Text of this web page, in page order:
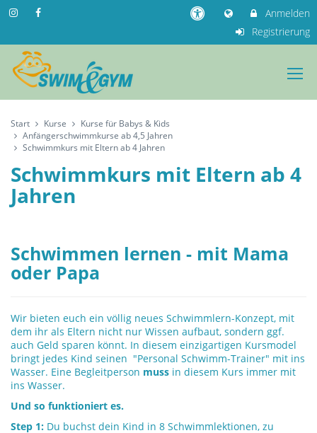
Anmelden
Registrierung
Start Kurse
Kurse für Babys & Kids
Anfängerschwimmkurse ab 4,5 Jahren
Schwimmkurs mit Eltern ab 4 Jahren
Schwimmkurs mit Eltern ab 4
Jahren
Schwimmen lernen - mit Mama
oder Papa
Wir bieten euch ein völlig neues Schwimmlern-Konzept, mit
dem ihr als Eltern nicht nur Wissen aufbaut, sondern ggf.
auch Geld sparen könnt. In diesem einzigartigen Kursmodel
bringt jedes Kind seinen "Personal Schwimm-Trainer" mit ins
Wasser. Eine Begleitperson muss in diesem Kurs immer mit
ins Wasser.
Und so funktioniert es.
Step 1: Du buchst dein Kind in 8 Schwimmlektionen, zu